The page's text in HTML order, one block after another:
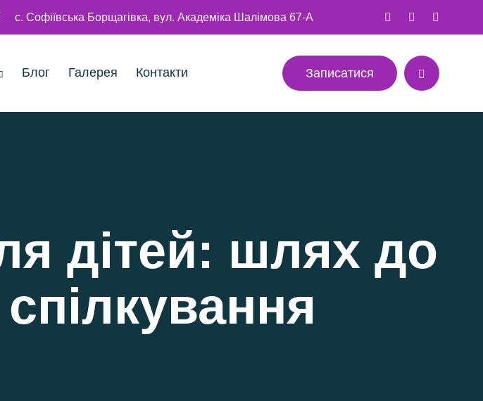
с. Софіївська Борщагівка, вул. Академіка Шалімова 67-А
Блог Галерея Контакти Записатися
дітей: шлях до